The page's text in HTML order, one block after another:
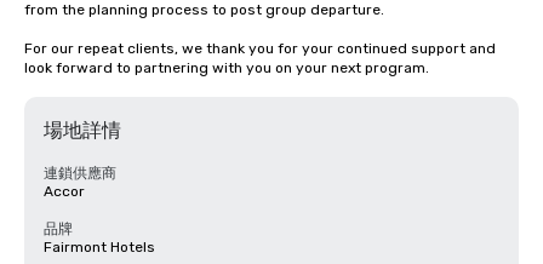
from the planning process to post group departure.
For our repeat clients, we thank you for your continued support and
look forward to partnering with you on your next program.
場地詳情
連鎖供應商
Accor
品牌
Fairmont Hotels